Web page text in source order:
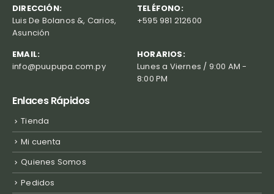
DIRECCIÓN:
Luis De Bolanos &, Carios,
Asunción
TELÉFONO:
+595 981 212600
EMAIL:
info@puupupa.com.py
HORARIOS:
Lunes a Viernes / 9:00 AM -
8:00 PM
Enlaces Rápidos
Tienda
Mi cuenta
Quienes Somos
Pedidos